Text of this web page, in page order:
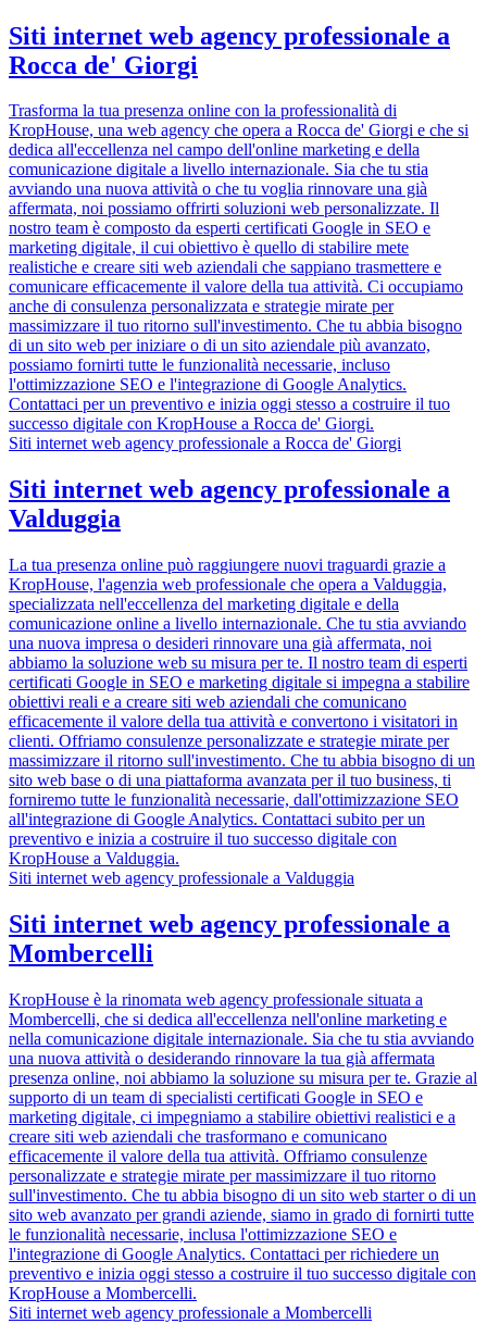
Siti internet web agency professionale a
Rocca de' Giorgi
Trasforma la tua presenza online con la professionalità di
KropHouse, una web agency che opera a Rocca de' Giorgi e che si
dedica all'eccellenza nel campo dell'online marketing e della
comunicazione digitale a livello internazionale. Sia che tu stia
avviando una nuova attività o che tu voglia rinnovare una già
affermata, noi possiamo offrirti soluzioni web personalizzate. Il
nostro team è composto da esperti certificati Google in SEO e
marketing digitale, il cui obiettivo è quello di stabilire mete
realistiche e creare siti web aziendali che sappiano trasmettere e
comunicare efficacemente il valore della tua attività. Ci occupiamo
anche di consulenza personalizzata e strategie mirate per
massimizzare il tuo ritorno sull'investimento. Che tu abbia bisogno
di un sito web per iniziare o di un sito aziendale più avanzato,
possiamo fornirti tutte le funzionalità necessarie, incluso
l'ottimizzazione SEO e l'integrazione di Google Analytics.
Contattaci per un preventivo e inizia oggi stesso a costruire il tuo
successo digitale con KropHouse a Rocca de' Giorgi.
Siti internet web agency professionale a Rocca de' Giorgi
Siti internet web agency professionale a
Valduggia
La tua presenza online può raggiungere nuovi traguardi grazie a
KropHouse, l'agenzia web professionale che opera a Valduggia,
specializzata nell'eccellenza del marketing digitale e della
comunicazione online a livello internazionale. Che tu stia avviando
una nuova impresa o desideri rinnovare una già affermata, noi
abbiamo la soluzione web su misura per te. Il nostro team di esperti
certificati Google in SEO e marketing digitale si impegna a stabilire
obiettivi reali e a creare siti web aziendali che comunicano
efficacemente il valore della tua attività e convertono i visitatori in
clienti. Offriamo consulenze personalizzate e strategie mirate per
massimizzare il ritorno sull'investimento. Che tu abbia bisogno di un
sito web base o di una piattaforma avanzata per il tuo business, ti
forniremo tutte le funzionalità necessarie, dall'ottimizzazione SEO
all'integrazione di Google Analytics. Contattaci subito per un
preventivo e inizia a costruire il tuo successo digitale con
KropHouse a Valduggia.
Siti internet web agency professionale a Valduggia
Siti internet web agency professionale a
Mombercelli
KropHouse è la rinomata web agency professionale situata a
Mombercelli, che si dedica all'eccellenza nell'online marketing e
nella comunicazione digitale internazionale. Sia che tu stia avviando
una nuova attività o desiderando rinnovare la tua già affermata
presenza online, noi abbiamo la soluzione su misura per te. Grazie al
supporto di un team di specialisti certificati Google in SEO e
marketing digitale, ci impegniamo a stabilire obiettivi realistici e a
creare siti web aziendali che trasformano e comunicano
efficacemente il valore della tua attività. Offriamo consulenze
personalizzate e strategie mirate per massimizzare il tuo ritorno
sull'investimento. Che tu abbia bisogno di un sito web starter o di un
sito web avanzato per grandi aziende, siamo in grado di fornirti tutte
le funzionalità necessarie, inclusa l'ottimizzazione SEO e
l'integrazione di Google Analytics. Contattaci per richiedere un
preventivo e inizia oggi stesso a costruire il tuo successo digitale con
KropHouse a Mombercelli.
Siti internet web agency professionale a Mombercelli